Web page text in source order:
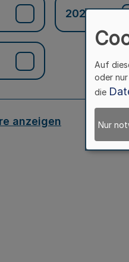
2021
anzeigen
Auf
oder
die
Nur